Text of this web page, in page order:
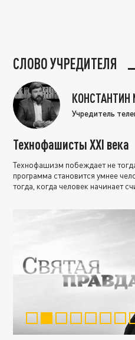
СЛОВО УЧРЕДИТЕЛЯ
Учредитель
Технофашисты XXI века
Технофашизм побеждает не
программа становится умнее
тогда, когда человек начинает